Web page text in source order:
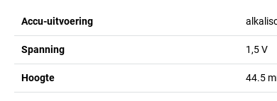
Accu-uitvoering
Spanning 1,5V
Hoogte 44.5